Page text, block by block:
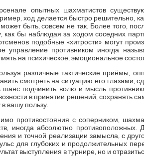
опытных шахматистов
ход делается быстро решительно,
может быть, совсем не так. Более того,
как бы наблюдая за ходом соседних
подобные «хитрости» могут
управление противником иногда
на психическое, эмоциональное
различные тактические приёмы,
смотреть на ситуацию его глазами,
шанс подчинить волю и мысль
в принятии решений, сохранять
в вашу пользу.
противостояния с соперником,
иногда абсолютно
и точной реализации замысла, с
для глубоких и продолжительных
выступления в турнире, но и